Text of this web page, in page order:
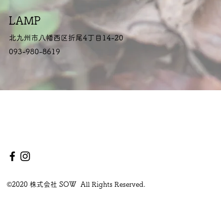
LAMP
北九州市八幡西区折尾4丁目14-20
093-980-8619
©2020 株式会社 SOW All Rights Reserved.